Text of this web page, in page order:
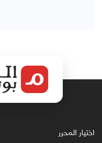
اختيار المحرر